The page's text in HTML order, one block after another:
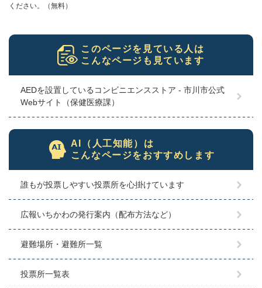
ください。（無料）
このページを見ている人は
こんなページも見ています
AEDを設置しているコンビニエンスストア - 市川市公式
Webサイト（保健医療課）
AI（人工知能）は
こんなページをおすすめします
誰もが投票しやすい投票所を心掛けています
広報いちかわの発行案内（配布方法など）
避難場所・避難所一覧
投票所一覧表